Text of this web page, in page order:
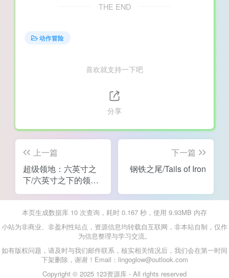
THE END
动作冒险
喜欢就支持一下吧
分享
上一篇
超级领地：六英寸之
下/六英寸之下的领
地/Supraland Six
Inches Under
下一篇
钢铁之尾/Tails of Iron
本页生成数据库 10 次查询，耗时 0.167 秒，使用 9.93MB 内存
小站为非商业、非盈利性站点，资源信息均转载自互联网，非本站自制，仅作
为信息整理与学习交流。
如有版权问题，请及时与我们邮件联系，核实相关情况后，我们会在第一时间
下架删除，谢谢！Email：lingoglow@outlook.com
Copyright © 2025 123资源库 - All rights reserved